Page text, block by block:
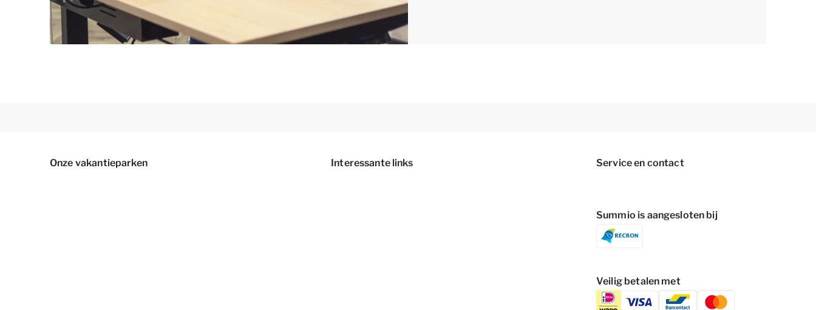
Onze vakantieparken Interessante links Service en contact
Summio is aangesloten bij
Veilig betalen met